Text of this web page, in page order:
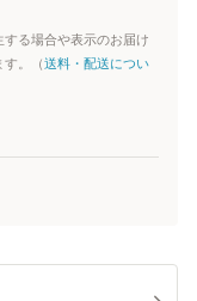
る場合や表示のお届け
す。（送料・配送につい